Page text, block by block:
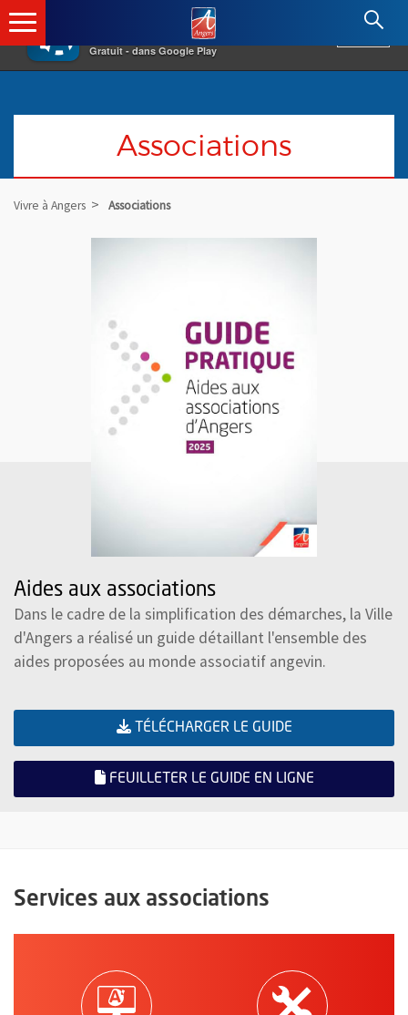
×
Gratuit - dans Google Play
Angers.fr : Retour à l'accueil
Associations
Vivre à Angers Associations
Aides aux associations
Dans le cadre de la simplification des démarches, la Ville
d'Angers a réalisé un guide détaillant l'ensemble des
aides proposées au monde associatif angevin.
TÉLÉCHARGER LE GUIDE(FORMAT PDF)
, OUVRE UNE
FEUILLETER LE GUIDE EN LIGNE, OUVRE UNE
Services aux associations